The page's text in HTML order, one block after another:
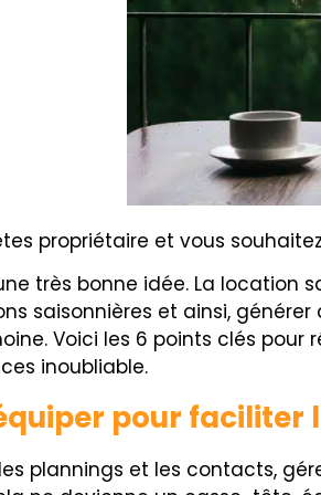
propriétaire et vous
très bonne idée. La location
saisonnières et ainsi,
Voici les 6 points clés
inoubliable.
pour
plannings et les contacts,